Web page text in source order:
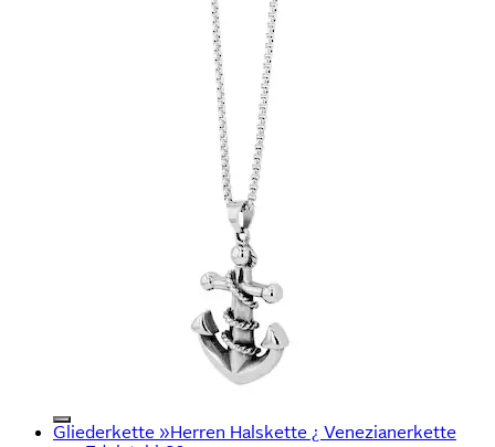
Gliederkette »Herren Halskette ¿ Venezianerkette